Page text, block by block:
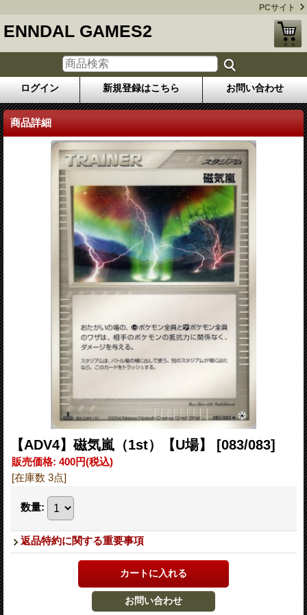
PCサイト
ENNDAL GAMES2
ログイン 新規登録はこちら お問い合わせ
商品詳細
【ADV4】磁気嵐（1st）【U場】 [083/083]
販売価格: 400円(税込)
[在庫数 3点]
数量:
返品特約に関する重要事項